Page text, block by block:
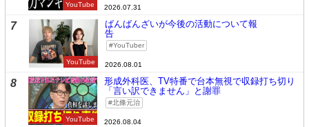
YouTube 2026.07.31
7
YouTube
ばんばんざいが今後の活動について報
告
YouTuber
2026.08.01
8
YouTube
形成外科医、TV特番で台本無視で収録打ち切り
「言い訳できません」と謝罪
北條元治
2026.08.04